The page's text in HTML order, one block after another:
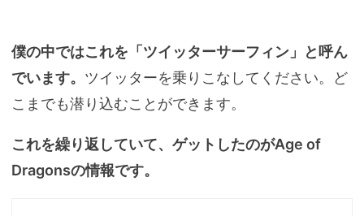
僕の中ではこれを「ツイッターサーフィン」と呼ん
でいます。 ツイッターを乗りこなしてください。ど
こまでも潜り込むことができます。
これを繰り返していて、ゲットしたのがAge of
Dragonsの情報です。